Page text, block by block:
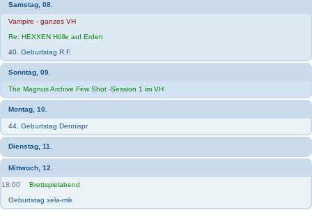
Samstag, 08.
Vampire - ganzes VH
Re: HEXXEN Hölle auf Erden
40. Geburtstag R.F.
Sonntag, 09.
The Magnus Archive Few Shot -Session 1 im VH
Montag, 10.
44. Geburtstag Dennispr
Dienstag, 11.
Mittwoch, 12.
18:00
Brettspielabend
Geburtstag xela-mik